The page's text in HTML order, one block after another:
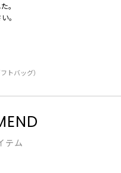
。
。
トバッグ）
テム